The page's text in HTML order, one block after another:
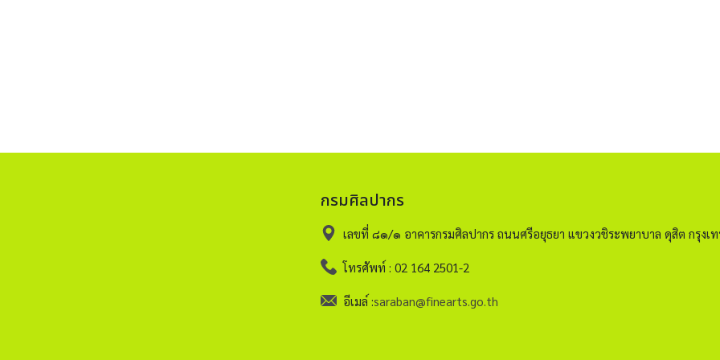
กรมศิลปากร
เลขที่ ๘๑/๑ อาคารกรมศิลปากร ถนนศรีอยุธยา แขวงวชิระพยาบาล ดุสิต กรุง
โทรศัพท์ : 02 164 2501-2
อีเมล์ :saraban@finearts.go.th